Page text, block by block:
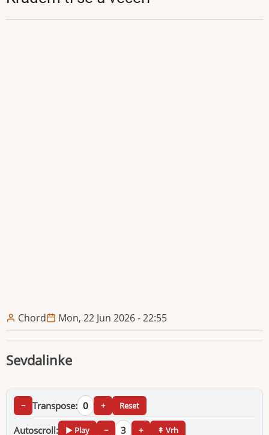
Chord Mon, 22 Jun 2026 - 22:55
Sevdalinke
− Transpose: 0 + Reset
Autoscroll: ▶ Play − 3 + ↟ Vrh